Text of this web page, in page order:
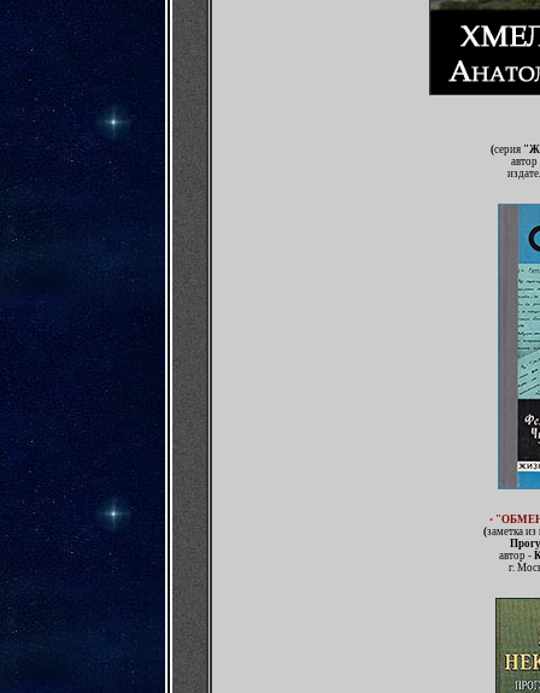
(серия
•
(заметка
автор -
г.